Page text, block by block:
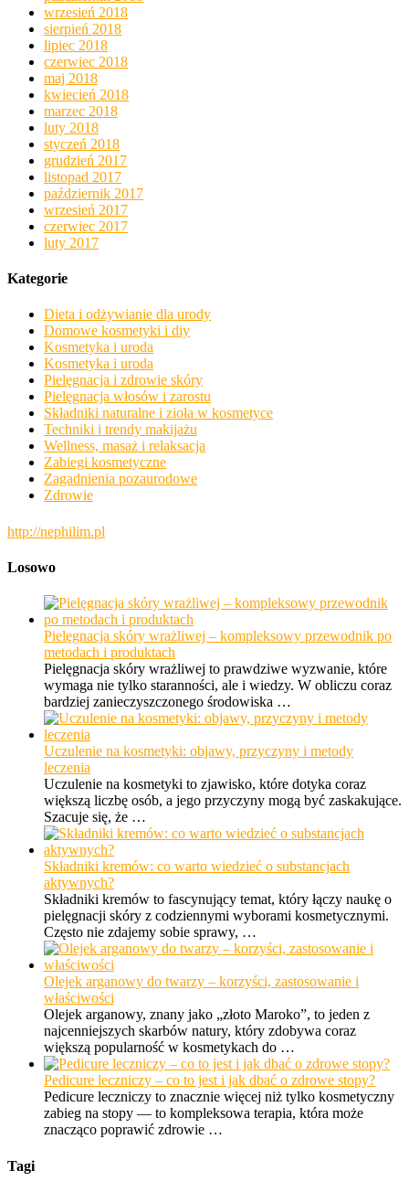
wrzesień 2018
sierpień 2018
lipiec 2018
czerwiec 2018
maj 2018
kwiecień 2018
marzec 2018
luty 2018
styczeń 2018
grudzień 2017
listopad 2017
październik 2017
wrzesień 2017
czerwiec 2017
luty 2017
Kategorie
Dieta i odżywianie dla urody
Domowe kosmetyki i diy
Kosmetyka i uroda
Kosmetyka i uroda
Pielęgnacja i zdrowie skóry
Pielęgnacja włosów i zarostu
Składniki naturalne i zioła w kosmetyce
Techniki i trendy makijażu
Wellness, masaż i relaksacja
Zabiegi kosmetyczne
Zagadnienia pozaurodowe
Zdrowie
http://nephilim.pl
Losowo
Pielęgnacja skóry wrażliwej – kompleksowy przewodnik po
metodach i produktach
Pielęgnacja skóry wrażliwej to prawdziwe wyzwanie, które
wymaga nie tylko staranności, ale i wiedzy. W obliczu coraz
bardziej zanieczyszczonego środowiska …
Uczulenie na kosmetyki: objawy, przyczyny i metody
leczenia
Uczulenie na kosmetyki to zjawisko, które dotyka coraz
większą liczbę osób, a jego przyczyny mogą być zaskakujące.
Szacuje się, że …
Składniki kremów: co warto wiedzieć o substancjach
aktywnych?
Składniki kremów to fascynujący temat, który łączy naukę o
pielęgnacji skóry z codziennymi wyborami kosmetycznymi.
Często nie zdajemy sobie sprawy, …
Olejek arganowy do twarzy – korzyści, zastosowanie i
właściwości
Olejek arganowy, znany jako „złoto Maroko”, to jeden z
najcenniejszych skarbów natury, który zdobywa coraz
większą popularność w kosmetykach do …
Pedicure leczniczy – co to jest i jak dbać o zdrowe stopy?
Pedicure leczniczy to znacznie więcej niż tylko kosmetyczny
zabieg na stopy — to kompleksowa terapia, która może
znacząco poprawić zdrowie …
Tagi